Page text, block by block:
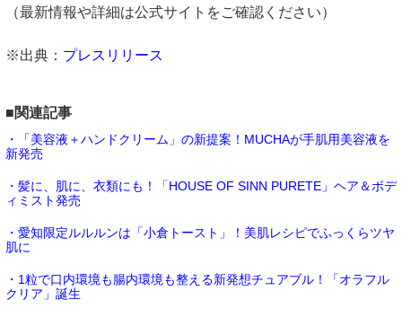
（最新情報や詳細は公式サイトをご確認ください）
※出典： プレスリリース
■関連記事
・「美容液＋ハンドクリーム」の新提案！MUCHAが手肌用美容液を
新発売
・髪に、肌に、衣類にも！「HOUSE OF SINN PURETE」ヘア＆ボデ
ィミスト発売
・愛知限定ルルルンは「小倉トースト」！美肌レシピでふっくらツヤ
肌に
・1粒で口内環境も腸内環境も整える新発想チュアブル！「オラフル
クリア」誕生